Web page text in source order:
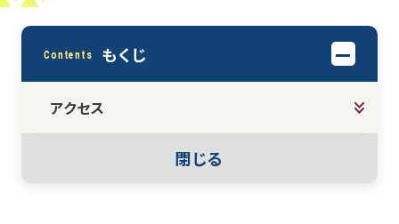
Contents もくじ
アクセス
閉じる